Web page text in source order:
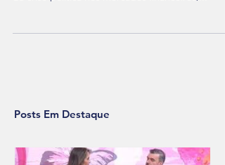
Posts Em Destaque